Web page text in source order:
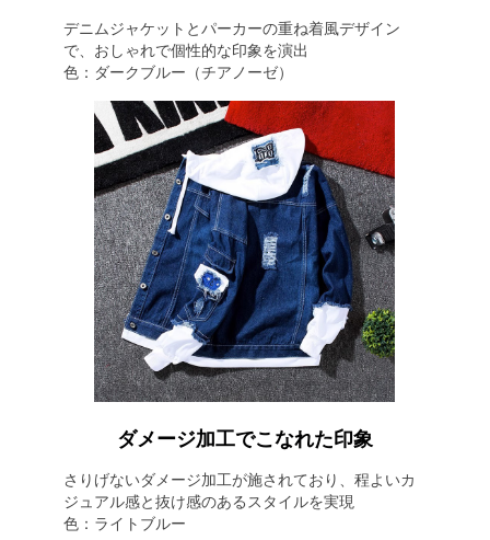
デニムジャケットとパーカーの重ね着風デザイン
で、おしゃれで個性的な印象を演出
色：ダークブルー（チアノーゼ）
ダメージ加工でこなれた印象
さりげないダメージ加工が施されており、程よいカ
ジュアル感と抜け感のあるスタイルを実現
色：ライトブルー